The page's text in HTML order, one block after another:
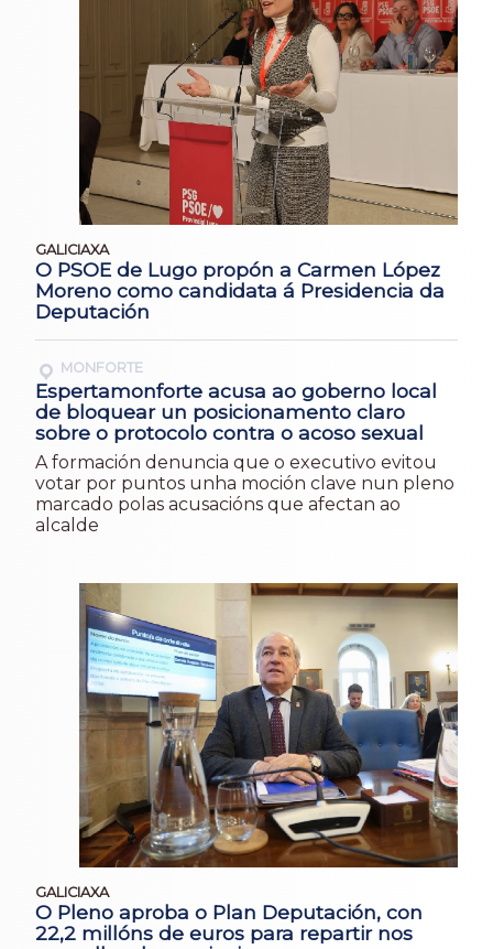
GALICIAXA
O PSOE de Lugo propón a Carmen López
Moreno como candidata á Presidencia da
Deputación
MONFORTE
Espertamonforte acusa ao goberno local
de bloquear un posicionamento claro
sobre o protocolo contra o acoso sexual
A formación denuncia que o executivo evitou
votar por puntos unha moción clave nun pleno
marcado polas acusacións que afectan ao
alcalde
GALICIAXA
O Pleno aproba o Plan Deputación, con
22,2 millóns de euros para repartir nos